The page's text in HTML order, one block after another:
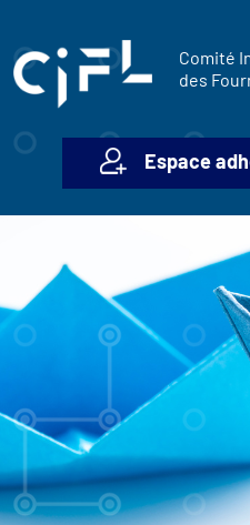
Comité
des
Espace